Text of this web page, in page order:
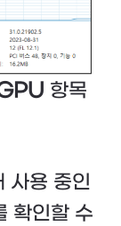
항목
사용 중인
확인할 수